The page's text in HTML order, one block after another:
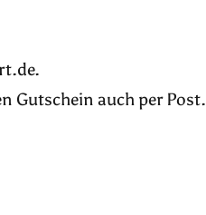
Gutschein auch per Post.